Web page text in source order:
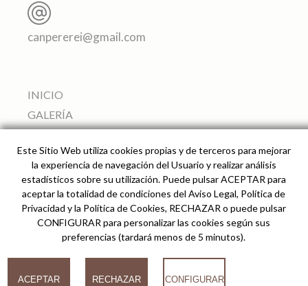
canpererei@gmail.com
INICIO
GALERÍA
SERVICIOS
ALREDEDORES
PRECIO Y RESERVAS
CÓMO LLEGAR
© 2026
Este Sitio Web utiliza cookies propias y de terceros para mejorar
la experiencia de navegación del Usuario y realizar análisis
estadísticos sobre su utilización. Puede pulsar ACEPTAR para
aceptar la totalidad de condiciones del Aviso Legal, Política de
Privacidad y la Política de Cookies, RECHAZAR o puede pulsar
CONFIGURAR para personalizar las cookies según sus
preferencias (tardará menos de 5 minutos).
ACEPTAR RECHAZAR CONFIGURAR